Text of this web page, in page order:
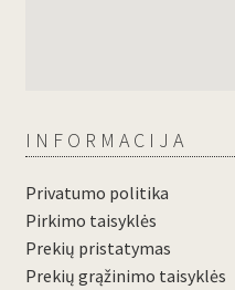
INFORMACIJA
Privatumo politika
Pirkimo taisyklės
Prekių pristatymas
Prekių grąžinimo taisyklės